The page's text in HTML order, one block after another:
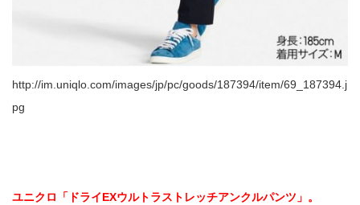
http://im.uniqlo.com/images/jp/pc/goods/187394/item/69_187394.j
pg
ユニクロ「ドライEXウルトラストレッチアンクルパンツ」。